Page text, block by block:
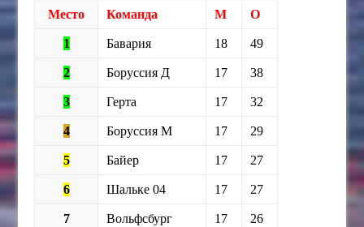
Место Команда М О
1 Бавария 18 49
2 Боруссия Д 17 38
3 Герта 17 32
4 Боруссия М 17 29
5 Байер 17 27
6 Шальке 04 17 27
7 Вольфсбург 17 26